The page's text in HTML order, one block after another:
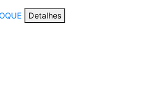
Detalhes